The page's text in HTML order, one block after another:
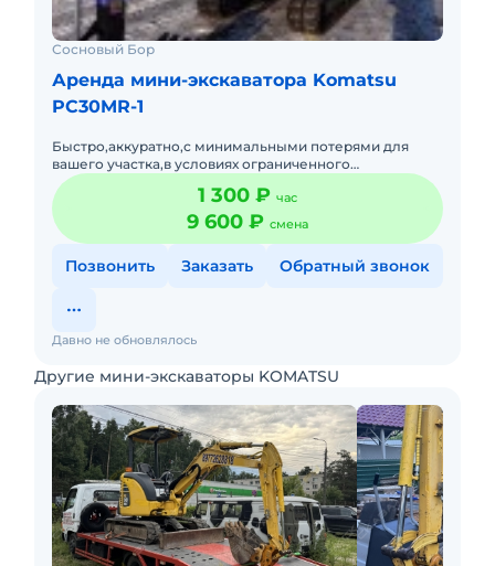
Сосновый Бор
Аренда мини-экскаватора Komatsu
PC30MR-1
Быстро,аккуратно,с минимальными потерями для
вашего участка,в условиях ограниченного
пространства: дренаж,траншеи,септик,прокладка
коммуникаций под Бурим под с
1 300 ₽ час
9 600 ₽ смена
Позвонить Заказать Обратный звонок
Давно не обновлялось
Другие мини-экскаваторы KOMATSU